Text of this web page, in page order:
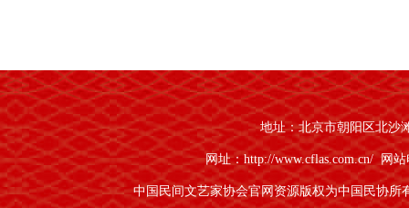
地址：北京市朝阳区北沙
网址：http://www.cflas.com.cn/网站
中国民间文艺家协会官网资源版权为中国民协